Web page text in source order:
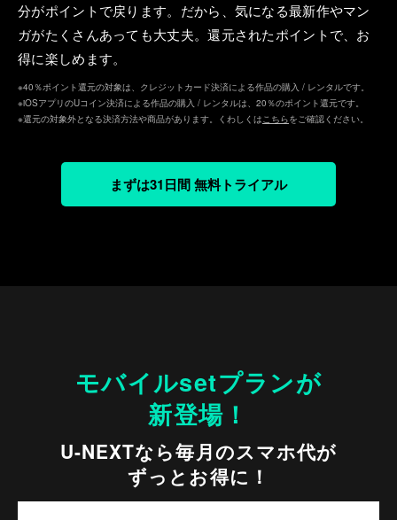
分がポイントで戻ります。だから、気になる最新作やマン
ガがたくさんあっても⼤丈夫。還元されたポイントで、お
得に楽しめます。
※40％ポイント還元の対象は、クレジットカード決済による作品の購入 / レンタルです。
※iOSアプリのUコイン決済による作品の購入 / レンタルは、20％のポイント還元です。
※還元の対象外となる決済方法や商品があります。くわしくはこちらをご確認ください。
まずは31日間 無料トライアル
モバイルsetプランが
新登場！
U-NEXTなら毎月のスマホ代が
ずっとお得に！